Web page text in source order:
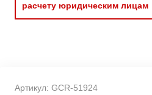
расчету юридическим лицам
Артикул: GCR-51924